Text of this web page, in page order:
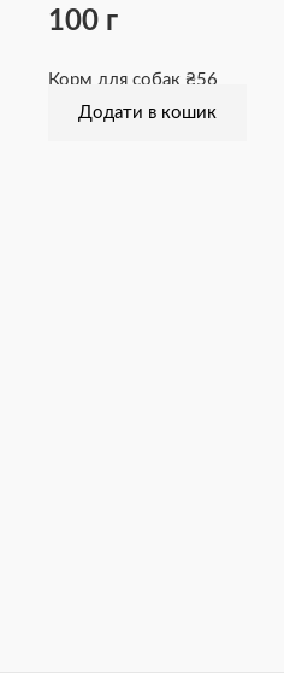
100 г
Корм для собак ₴56
Додати в кошик